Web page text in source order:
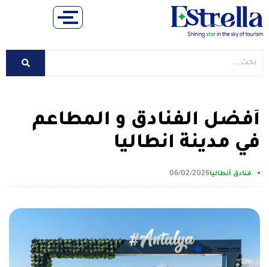
أفضل الفنادق و المطاعم
في مدينة انطاليا
فنادق أنطاليا06/02/2026